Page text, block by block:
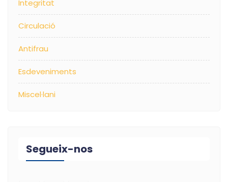
Integritat
Circulació
Antifrau
Esdeveniments
Miscel·lani
Segueix-nos